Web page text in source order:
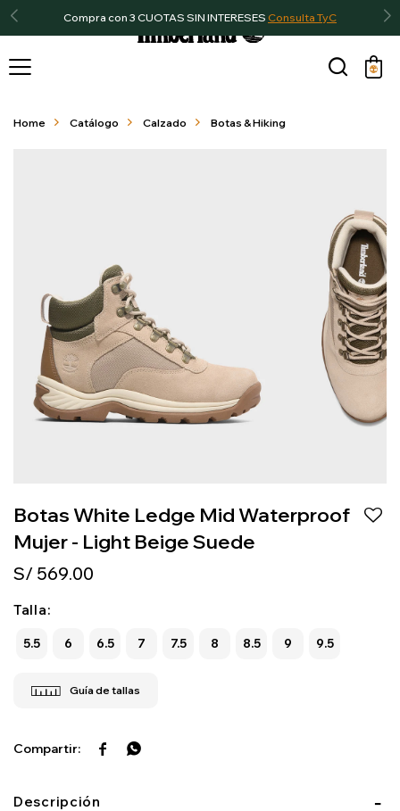
Compra con 3 CUOTAS SIN INTERESES Consulta TyC

Home Catálogo Calzado Botas & Hiking
Botas White Ledge Mid Waterproof
Mujer - Light Beige Suede
S/ 569.00
Talla:
5.5 6 6.5 7 7.5 8 8.5 9 9.5
 
Descripción